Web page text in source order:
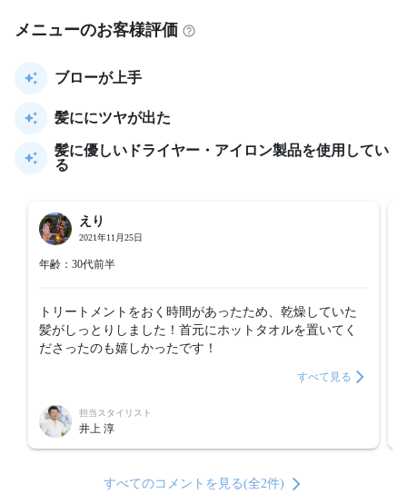
メニューのお客様評価
ブローが上手
髪ににツヤが出た
髪に優しいドライヤー・アイロン製品を使用してい
る
えり
2021年11月25日
年齢：30代前半
トリートメントをおく時間があったため、乾燥していた
髪がしっとりしました！首元にホットタオルを置いてく
ださったのも嬉しかったです！
すべて見る
担当スタイリスト
井上 淳
すべてのコメントを見る(全2件)